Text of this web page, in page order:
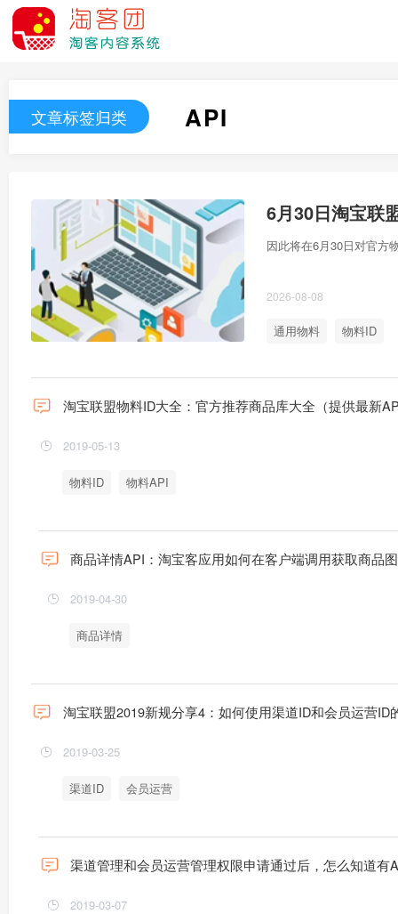
API
文章标签归类
6月30日淘宝联
因此将在6月30日对官方
2026-08-08
通用物料 物料ID
淘宝联盟物料ID大全：官方推荐商品库大全（提供最新
2019-05-13
物料ID 物料API
商品详情API：淘宝客应用如何在客户端调用获取商品
2019-04-30
商品详情
淘宝联盟2019新规分享4：如何使用渠道ID和会员运营ID
2019-03-25
渠道ID 会员运营
渠道管理和会员运营管理权限申请通过后，怎么知道有
2019-03-07